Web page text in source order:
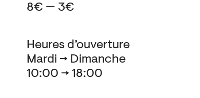
Heures d’ouverture
Mardi → Dimanche
10:00 → 18:00
8€ — 3€